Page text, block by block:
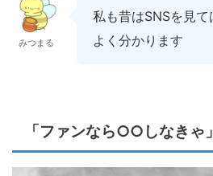
みつまる
私も昔はSNSを見て
よく分かります
「ファンなら○○しなきゃ